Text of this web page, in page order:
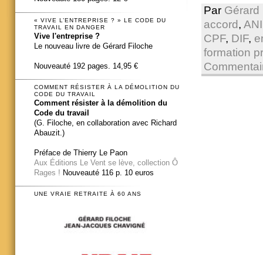
Par Gérard
accord, ANI
CPF, DIF,
formation
« VIVE L’ENTREPRISE ? » LE CODE DU
TRAVAIL EN DANGER
Vive l'entreprise ?
Le nouveau livre de Gérard Filoche
Nouveauté 192 pages. 14,95 €
COMMENT RÉSISTER À LA DÉMOLITION DU
CODE DU TRAVAIL
Comment résister à la démolition du
Code du travail
(G. Filoche, en collaboration avec Richard
Abauzit.)
Préface de Thierry Le Paon
Aux Éditions Le Vent se lève, collection Ô
Rages ! Nouveauté 116 p. 10 euros
UNE VRAIE RETRAITE À 60 ANS